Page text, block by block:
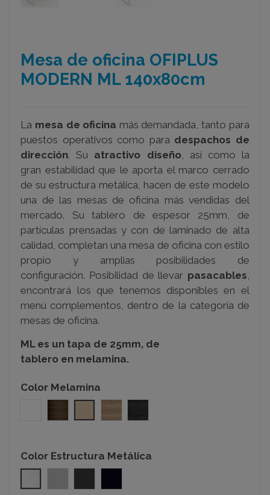
Mesa de oficina OFIPLUS
MODERN ML 140x80cm
La mesa de oficina más demandada, tanto para
puestos operativos como para despachos de
dirección. Su atractivo diseño, así como la
gran estabilidad que le aporta el marco cerrado
de su estructura metálica, hacen de este modelo
una de las mesas de oficina más vendidas del
mercado. Su tablero de espesor 25mm, de
partículas prensadas y con de laminado de alta
calidad, completan una mesa de oficina con estilo
propio y amplias posibilidades de
configuración. Posibilidad de llevar pasacables,
encontrará los que tenemos disponibles en el
menú complementos, dentro de la categoría de
mesas de oficina.
ML es un tapa de 25mm, de
tablero en melamina.
Color Melamina
Color Estructura Metálica